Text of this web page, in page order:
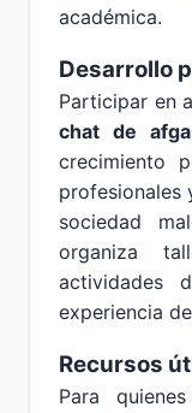
académica.
Desarrollo
Participar en
chat de
crecimiento
profesionales
sociedad
organiza
actividades
experiencia
Recursos
Para